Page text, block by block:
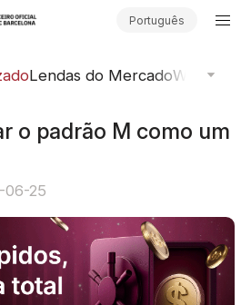
Português
Lendas do MercadoWebinars
o padrão M como um
06-25